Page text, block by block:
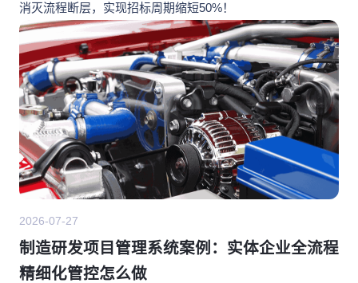
消灭流程断层，实现招标周期缩短50%！
2026-07-27
制造研发项目管理系统案例：实体企业全流程
精细化管控怎么做